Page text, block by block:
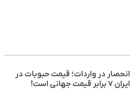
انحصار در واردات؛ قیمت حبوبات در
ایران ۷ برابر قیمت جهانی است!